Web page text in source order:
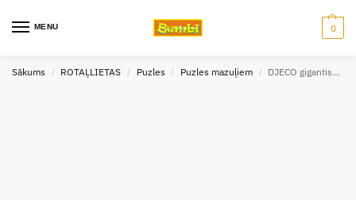
MENU 0
Sākums / ROTAĻLIETAS / Puzles / Puzles mazuļiem / DJECO gigantiska puzle 37 gab